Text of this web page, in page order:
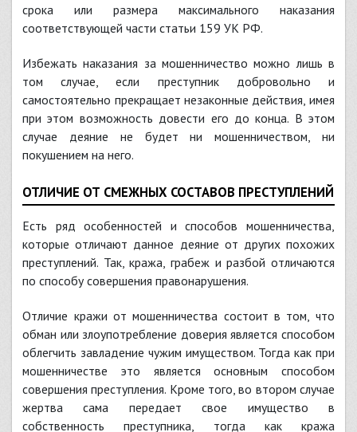
срока или размера максимального наказания
соответствующей части статьи 159 УК РФ.
Избежать наказания за мошенничество можно лишь в
том случае, если преступник добровольно и
самостоятельно прекращает незаконные действия, имея
при этом возможность довести его до конца. В этом
случае деяние не будет ни мошенничеством, ни
покушением на него.
ОТЛИЧИЕ ОТ СМЕЖНЫХ СОСТАВОВ ПРЕСТУПЛЕНИЙ
Есть ряд особенностей и способов мошенничества,
которые отличают данное деяние от других похожих
преступлений. Так, кража, грабеж и разбой отличаются
по способу совершения правонарушения.
Отличие кражи от мошенничества состоит в том, что
обман или злоупотребление доверия является способом
облегчить завладение чужим имуществом. Тогда как при
мошенничестве это является основным способом
совершения преступления. Кроме того, во втором случае
жертва сама передает свое имущество в
собственность преступника, тогда как кража